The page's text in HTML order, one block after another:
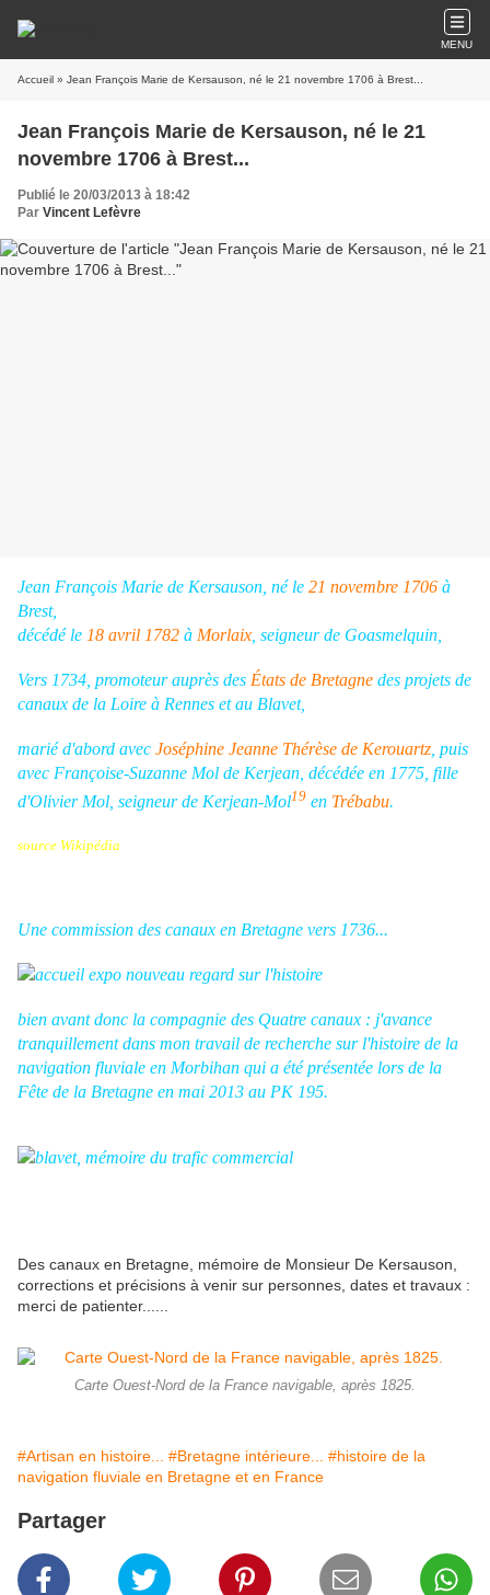
MENU
Accueil » Jean François Marie de Kersauson, né le 21 novembre 1706 à Brest...
Jean François Marie de Kersauson, né le 21
novembre 1706 à Brest...
Publié le 20/03/2013 à 18:42
Par Vincent Lefèvre
Jean François Marie de Kersauson, né le 21 novembre 1706 à
Brest,
décédé le 18 avril 1782 à Morlaix , seigneur de Goasmelquin,
Vers 1734, promoteur auprès des États de Bretagne des projets de
canaux de la Loire à Rennes et au Blavet,
marié d'abord avec Joséphine Jeanne Thérèse de Kerouartz , puis
avec Françoise-Suzanne Mol de Kerjean, décédée en 1775, fille
d'Olivier Mol, seigneur de Kerjean-Mol19 en Trébabu.
source Wikipédia
Une commission des canaux en Bretagne vers 1736...
bien avant donc la compagnie des Quatre canaux : j'avance
tranquillement dans mon travail de recherche sur l'histoire de la
navigation fluviale en Morbihan qui a été présentée lors de la
Fête de la Bretagne en mai 2013 au PK 195.
Des canaux en Bretagne, mémoire de Monsieur De Kersauson,
corrections et précisions à venir sur personnes, dates et travaux :
merci de patienter......
Carte Ouest-Nord de la France navigable, après 1825.
#Artisan en histoire... #Bretagne intérieure...
#histoire de la
navigation fluviale en Bretagne et en France
Partager